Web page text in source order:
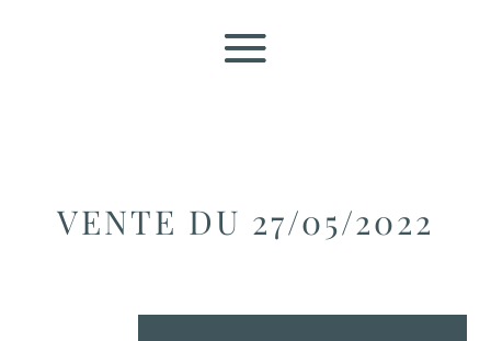
VENTE DU 27/05/2022